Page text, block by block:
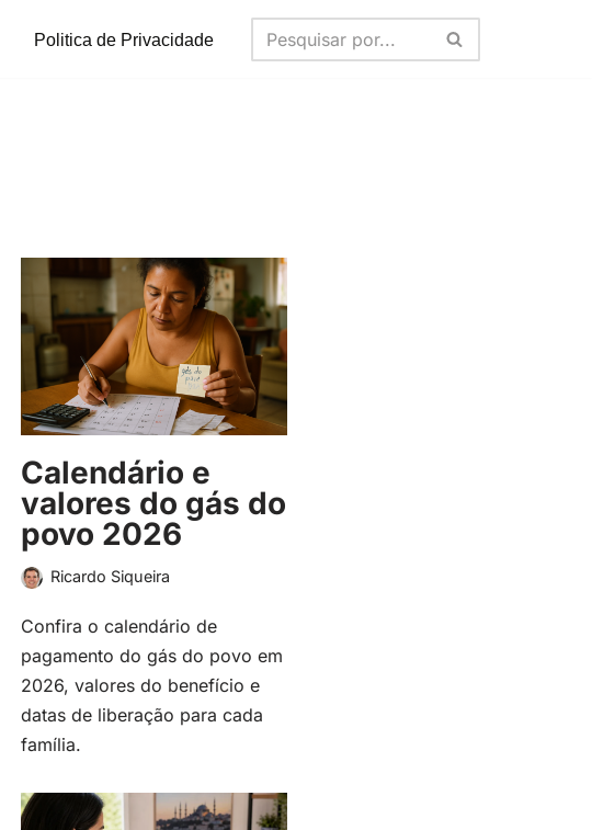
Politica de Privacidade
Calendário e
valores do gás do
povo 2026
Ricardo Siqueira
Confira o calendário de
pagamento do gás do povo em
2026, valores do benefício e
datas de liberação para cada
família.